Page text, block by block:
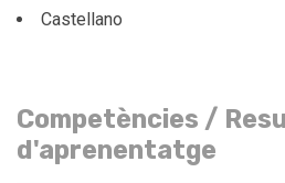
Castellano
Competències /
d'aprenentatge